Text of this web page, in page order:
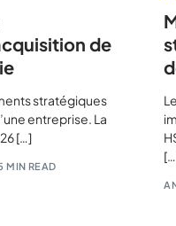
de
stratégiques
entreprise. La
[…]
MIN READ